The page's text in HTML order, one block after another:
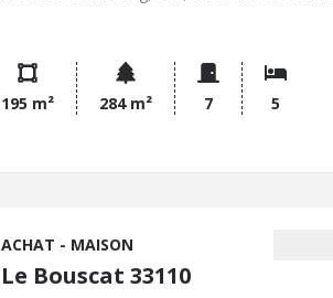
195 m² 284 m² 7 5
ACHAT - MAISON
Le Bouscat 33110